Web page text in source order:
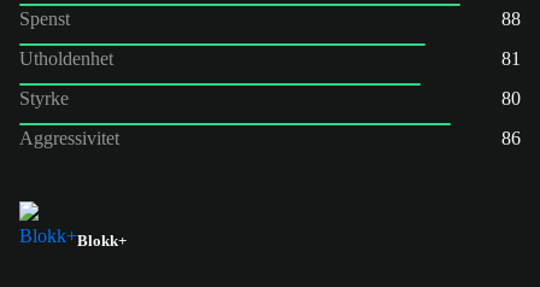
Spenst
88
Utholdenhet
81
Styrke
80
Aggressivitet
86
Blokk+